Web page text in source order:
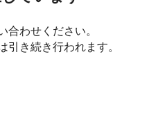
わせください。
き続き行われます。